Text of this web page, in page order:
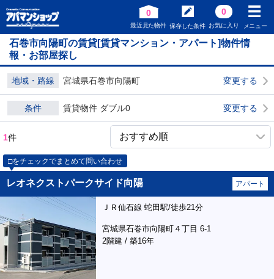
0
最近見た物件 保存した条件
0
お気に入り メニュー
石巻市向陽町の賃貸[賃貸マンション・アパート]物件情
報・お部屋探し
地域・路線 宮城県石巻市向陽町 変更する
条件 賃貸物件 ダブル0 変更する
1件
□をチェックでまとめて問い合わせ
レオネクストパークサイド向陽 アパート
ＪＲ仙石線 蛇田駅/徒歩21分
宮城県石巻市向陽町４丁目 6-1
2階建 / 築16年